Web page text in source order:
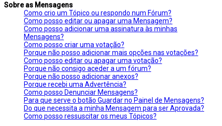
Sobre as Mensagens
Como crio um Tópico ou respondo num Fórum?
Como posso editar ou apagar uma Mensagem?
Como posso adicionar uma assinatura às minhas
Mensagens?
Como posso criar uma votação?
Porque não posso adicionar mais opções nas votações?
Como posso editar ou apagar uma votação?
Porque não consigo aceder a um fórum?
Porque não posso adicionar anexos?
Porque recebi uma Advertência?
Como posso Denunciar Mensagens?
Para que serve o botão Guardar no Painel de Mensagens?
Do que necessita a minha Mensagem para ser Aprovada?
Como posso ressuscitar os meus Tópicos?